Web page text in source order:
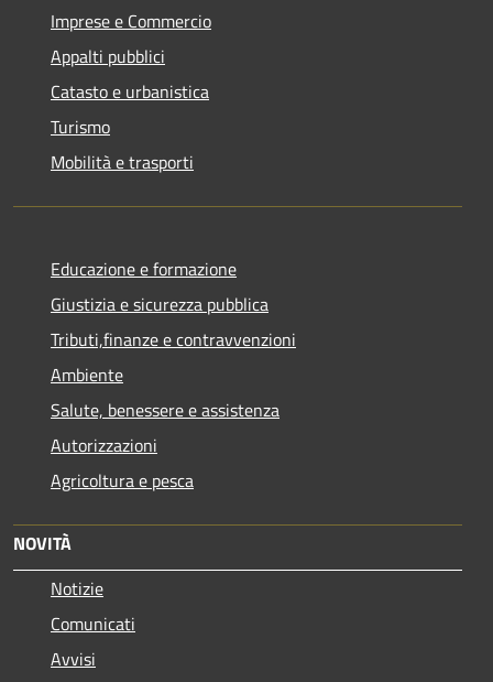
Imprese e Commercio
Appalti pubblici
Catasto e urbanistica
Turismo
Mobilità e trasporti
Educazione e formazione
Giustizia e sicurezza pubblica
Tributi,finanze e contravvenzioni
Ambiente
Salute, benessere e assistenza
Autorizzazioni
Agricoltura e pesca
NOVITÀ
Notizie
Comunicati
Avvisi